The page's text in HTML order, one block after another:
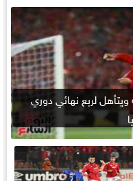
ويتأهل لربع نهائي دوري